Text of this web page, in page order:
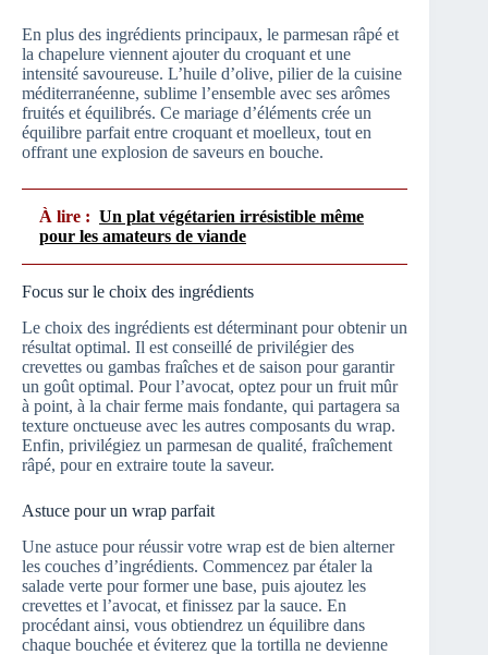
En plus des ingrédients principaux, le parmesan râpé et
la chapelure viennent ajouter du croquant et une
intensité savoureuse. L’huile d’olive, pilier de la cuisine
méditerranéenne, sublime l’ensemble avec ses arômes
fruités et équilibrés. Ce mariage d’éléments crée un
équilibre parfait entre croquant et moelleux, tout en
offrant une explosion de saveurs en bouche.
À lire : Un plat végétarien irrésistible même
pour les amateurs de viande
Focus sur le choix des ingrédients
Le choix des ingrédients est déterminant pour obtenir un
résultat optimal. Il est conseillé de privilégier des
crevettes ou gambas fraîches et de saison pour garantir
un goût optimal. Pour l’avocat, optez pour un fruit mûr
à point, à la chair ferme mais fondante, qui partagera sa
texture onctueuse avec les autres composants du wrap.
Enfin, privilégiez un parmesan de qualité, fraîchement
râpé, pour en extraire toute la saveur.
Astuce pour un wrap parfait
Une astuce pour réussir votre wrap est de bien alterner
les couches d’ingrédients. Commencez par étaler la
salade verte pour former une base, puis ajoutez les
crevettes et l’avocat, et finissez par la sauce. En
procédant ainsi, vous obtiendrez un équilibre dans
chaque bouchée et éviterez que la tortilla ne devienne